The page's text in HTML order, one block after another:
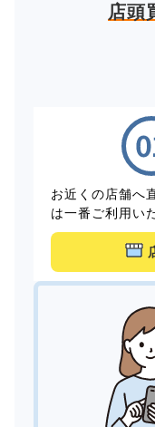
店頭
お近くの店舗へ
は一番ご利用い